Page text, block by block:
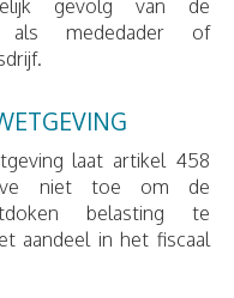
gevolg van de
als mededader of
laat artikel 458
niet toe om de
belasting te
aandeel in het fiscaal